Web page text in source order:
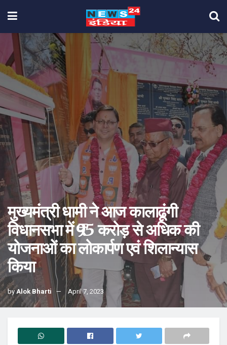
मुख्यमंत्री धामी ने आज कालाढूंगी
विधानसभा में ₹95 करोड़ से अधिक की
योजनाओं का लोकार्पण एवं शिलान्यास
किया
byAlok Bharti April 7, 2023